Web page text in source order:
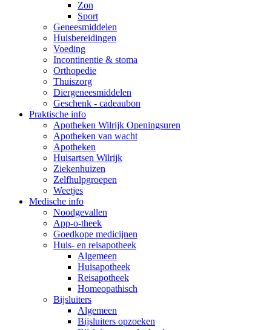
Zon
Sport
Geneesmiddelen
Huisbereidingen
Voeding
Incontinentie & stoma
Orthopedie
Thuiszorg
Diergeneesmiddelen
Geschenk - cadeaubon
Praktische info
Apotheken Wilrijk Openingsuren
Apotheken van wacht
Apotheken
Huisartsen Wilrijk
Ziekenhuizen
Zelfhulpgroepen
Weetjes
Medische info
Noodgevallen
App-o-theek
Goedkope medicijnen
Huis- en reisapotheek
Algemeen
Huisapotheek
Reisapotheek
Homeopathisch
Bijsluiters
Algemeen
Bijsluiters opzoeken